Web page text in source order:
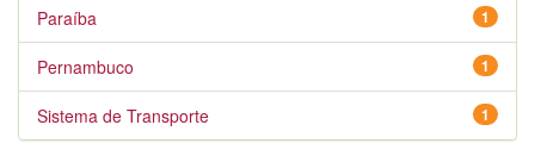
1
Paraíba
1
Pernambuco
1
Sistema de Transporte